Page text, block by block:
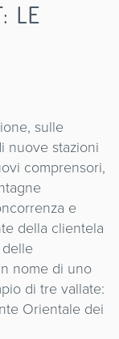
LE
sulle
nuove stazioni
comprensori,
e
della clientela
nome di uno
di tre vallate:
Orientale dei